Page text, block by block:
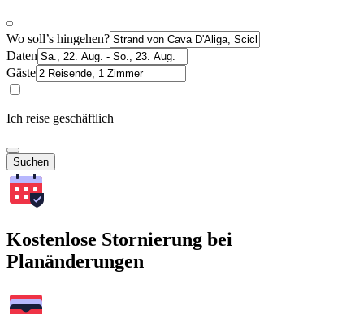
Wo soll’s hingehen?
Daten
Gäste
Ich reise geschäftlich
Suchen
Kostenlose Stornierung bei
Planänderungen